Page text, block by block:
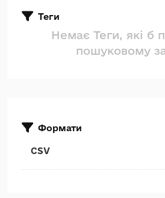
Теги
Немає Теги, які б
пошуковому
Формати
CSV